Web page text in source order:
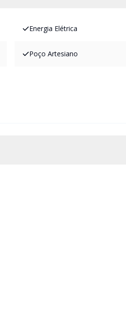
Energia Elétrica
Poço Artesiano